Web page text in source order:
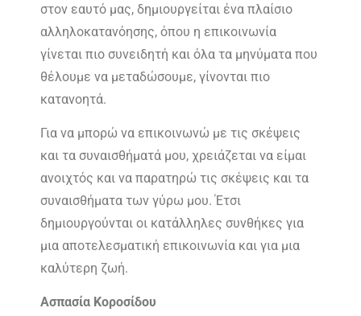
στον εαυτό μας, δημιουργείται ένα πλαίσιο
αλληλοκατανόησης, όπου η επικοινωνία
γίνεται πιο συνειδητή και όλα τα μηνύματα που
θέλουμε να μεταδώσουμε, γίνονται πιο
κατανοητά.
Για να μπορώ να επικοινωνώ με τις σκέψεις
και τα συναισθήματά μου, χρειάζεται να είμαι
ανοιχτός και να παρατηρώ τις σκέψεις και τα
συναισθήματα των γύρω μου. Έτσι
δημιουργούνται οι κατάλληλες συνθήκες για
μια αποτελεσματική επικοινωνία και για μια
καλύτερη ζωή.
Ασπασία Κοροσίδου